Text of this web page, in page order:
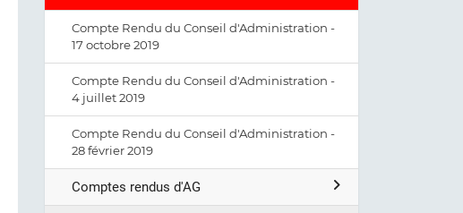
Compte Rendu du Conseil d'Administration -
17 octobre 2019
Compte Rendu du Conseil d'Administration -
4 juillet 2019
Compte Rendu du Conseil d'Administration -
28 février 2019
Comptes rendus d'AG